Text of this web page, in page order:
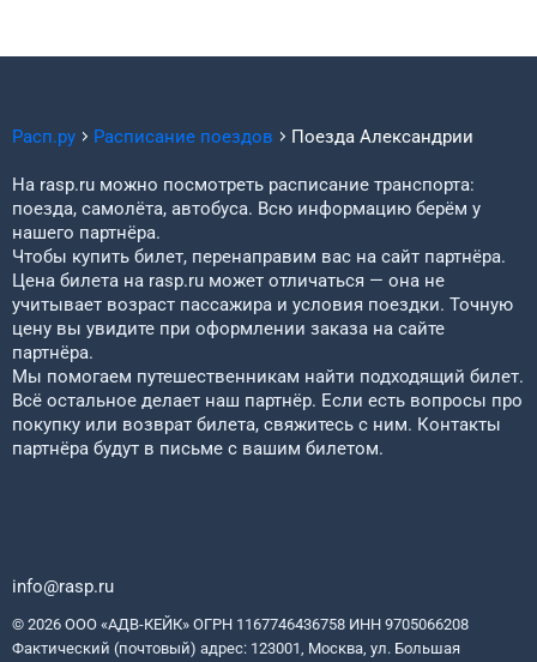
Расп.ру Расписание поездов Поезда Александрии
На rasp.ru можно посмотреть расписание транспорта:
поезда, самолёта, автобуса. Всю информацию берём у
нашего партнёра.
Чтобы купить билет, перенаправим вас на сайт партнёра.
Цена билета на rasp.ru может отличаться — она не
учитывает возраст пассажира и условия поездки. Точную
цену вы увидите при оформлении заказа на сайте
партнёра.
Мы помогаем путешественникам найти подходящий билет.
Всё остальное делает наш партнёр. Если есть вопросы про
покупку или возврат билета, свяжитесь с ним. Контакты
партнёра будут в письме с вашим билетом.
info@rasp.ru
© 2026 ООО «АДВ-КЕЙК» ОГРН 1167746436758 ИНН 9705066208
Фактический (почтовый) адрес: 123001, Москва, ул. Большая